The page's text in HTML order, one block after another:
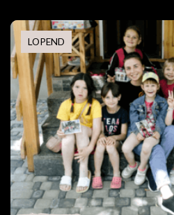
LOPEND